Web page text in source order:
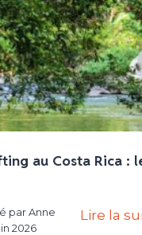
au Costa Rica :
par Anne
2026
Lire la